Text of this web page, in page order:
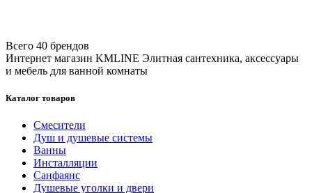
Всего 40 брендов
Интернет магазин KMLINE Элитная сантехника, аксессуары
и мебель для ванной комнаты
Каталог товаров
Смесители
Душ и душевые системы
Ванны
Инсталляции
Санфаянс
Душевые уголки и двери